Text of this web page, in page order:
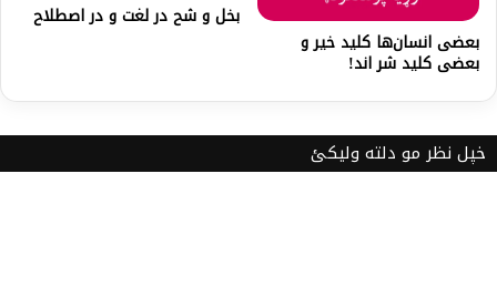
بعضی انسان‌ها کلید خیر و
بعضی کلید شر اند!
بخل و شح در لغت و در اصطلاح
خپل نظر مو دلته ولیکئ